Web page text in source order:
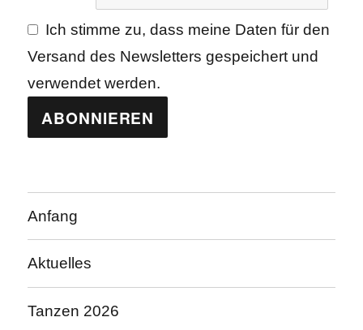
Ich stimme zu, dass meine Daten für den
Versand des Newsletters gespeichert und
verwendet werden.
Anfang
Aktuelles
Tanzen 2026